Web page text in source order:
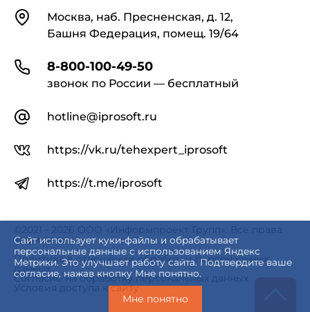
Сайт использует куки-файлы и обрабатывает
персональные данные с использованием Яндекс
Метрики. Это улучшает работу сайта. Подтвердите ваше
согласие, нажав кнопку Мне понятно.
Мне понятно
КонтактыМосква, наб. Пресненская, д. 12,
Башня Федерация, помещ. 19/64
8-800-100-49-50
звонок по России — бесплатный
hotline@iprosoft.ru
https://vk.ru/tehexpert_iprosoft
https://t.me/iprosoft
©2021 - 2026 ООО «Информпроект Групп». Все права
защищены.
Политика в отношении обработки персональных
данных
Согласие на обработку персональных данных
Условия доступа к сайту